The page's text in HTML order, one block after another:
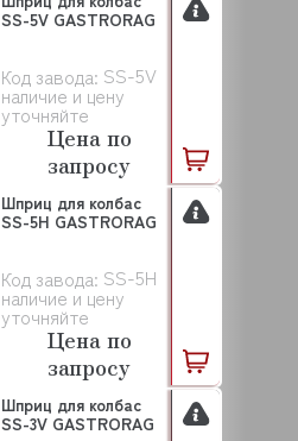
Код завода: SS-5V
наличие и цену
уточняйте
SS-5V GASTRORAG
Цена по
запросу
Код завода: SS-5H
наличие и цену
уточняйте
Шприц для колбас
SS-5H GASTRORAG
Цена по
запросу
Шприц для колбас
SS-3V GASTRORAG